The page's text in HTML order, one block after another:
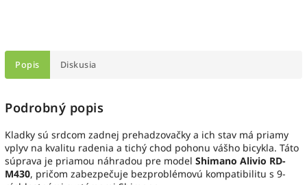
Popis Diskusia
Podrobný popis
Kladky sú srdcom zadnej prehadzovačky a ich stav má priamy
vplyv na kvalitu radenia a tichý chod pohonu vášho bicykla. Táto
súprava je priamou náhradou pre model Shimano Alivio RD-
M430, pričom zabezpečuje bezproblémovú kompatibilitu s 9-